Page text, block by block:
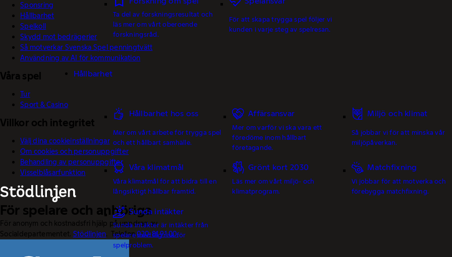
Ta del av forskningsresultat och
läs mer om vårt oberoende
forskningsråd.
För att skapa trygga spel följer vi
kunden i varje steg av spelresan.
Hållbarhet
Hållbarhet hos oss
Mer om vårt arbete för trygga spel
och ett hållbart samhälle.
Affärsansvar
Mer om varför vi ska vara ett
föredöme inom hållbart
företagande.
Miljö och klimat
Så jobbar vi för att minska vår
miljöpåverkan.
Våra klimatmål
Våra klimatmål för att bidra till en
långsiktigt hållbar framtid.
Grönt kort 2030
Läs mer om vårt miljö- och
klimatprogram.
Matchfixning
Vi jobbar för att motverka och
förebygga matchfixning.
Sunda intäkter
Sunda intäkter är intäkter från
spelare med låg risk för
spelproblem.
Sponsring
Hållbarhet
Spelkoll
Skydd mot bedrägerier
Så motverkar Svenska Spel penningtvätt
Användning av AI för kommunikation
Våra spel
Tur
Sport & Casino
Villkor och integritet
Välj dina cookieinställningar
Om cookies och personuppgifter
Behandling av personuppgifter
Visselblåsarfunktion
För spelare och anhöriga
För anonym och kostnadsfri hjälp på uppdrag av
Socialdepartementet. Stödlinjen . Telefon020-81 91 00.